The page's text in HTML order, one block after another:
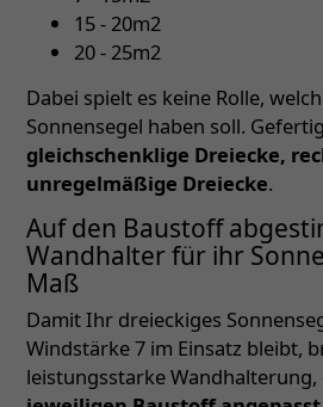
15 - 20m2
20 - 25m2
Dabei spielt es keine Rolle,
Sonnensegel haben soll.
gleichschenklige Dreiecke,
unregelmäßige Dreiecke.
Auf den Baustoff
Wandhalter für ihr
Maß
Damit Ihr dreieckiges
Windstärke 7 im Einsatz bleibt,
leistungsstarke Wandhalterung,